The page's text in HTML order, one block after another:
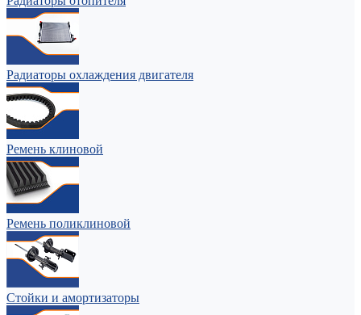
Радиаторы охлаждения двигателя
Ремень клиновой
Ремень поликлиновой
Стойки и амортизаторы